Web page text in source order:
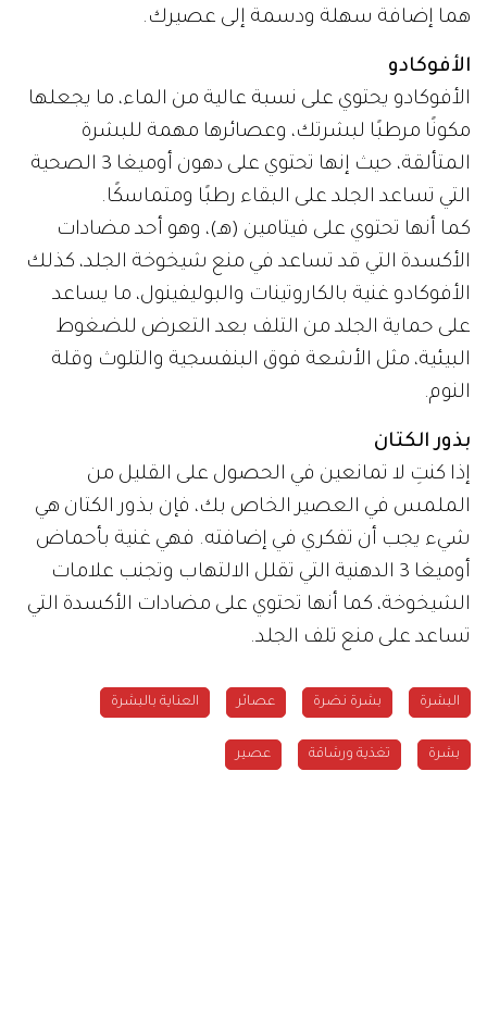
هما إضافة سهلة ودسمة إلى عصيرك.
الأفوكادو
الأفوكادو يحتوي على نسبة عالية من الماء، ما يجعلها
مكونًا مرطبًا لبشرتك، وعصائرها مهمة للبشرة
المتألقة، حيث إنها تحتوي على دهون أوميغا 3 الصحية
التي تساعد الجلد على البقاء رطبًا ومتماسكًا.
كما أنها تحتوي على فيتامين (هـ)، وهو أحد مضادات
الأكسدة التي قد تساعد في منع شيخوخة الجلد، كذلك
الأفوكادو غنية بالكاروتينات والبوليفينول، ما يساعد
على حماية الجلد من التلف بعد التعرض للضغوط
البيئية، مثل الأشعة فوق البنفسجية والتلوث وقلة
النوم.
بذور الكتان
إذا كنتِ لا تمانعين في الحصول على القليل من
الملمس في العصير الخاص بك، فإن بذور الكتان هي
شيء يجب أن تفكري في إضافته. فهي غنية بأحماض
أوميغا 3 الدهنية التي تقلل الالتهاب وتجنب علامات
الشيخوخة، كما أنها تحتوي على مضادات الأكسدة التي
تساعد على منع تلف الجلد.
البشرة بشرة نضرة عصائر العناية بالبشرة
بشرة تغذية ورشاقة عصير